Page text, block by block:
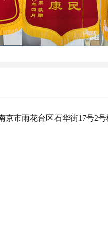
京市雨花台区石华街17号2号